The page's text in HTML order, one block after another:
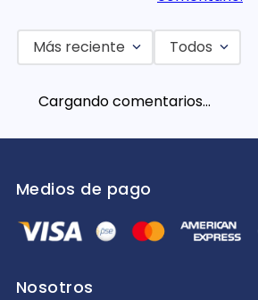
Más reciente Todos
Cargando comentarios…
Medios de pago
Nosotros